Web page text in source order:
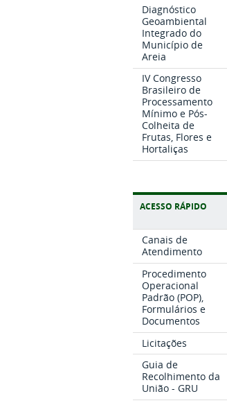
Diagnóstico
Geoambiental
Integrado do
Município de
Areia
IV Congresso
Brasileiro de
Processamento
Mínimo e Pós-
Colheita de
Frutas, Flores e
Hortaliças
ACESSO RÁPIDO
Canais de
Atendimento
Procedimento
Operacional
Padrão (POP),
Formulários e
Documentos
Licitações
Guia de
Recolhimento da
União - GRU